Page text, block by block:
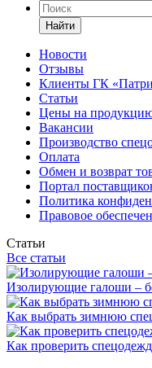
Найти
Новости
Отзывы
Клиенты ГК
Статьи
Цены на
Вакансии
Производство
Оплата
Обмен и возврат
Портал
Политика
Правовое
Статьи
Все статьи
Изолирующие галоши –
Как выбрать зимнюю
Как проверить